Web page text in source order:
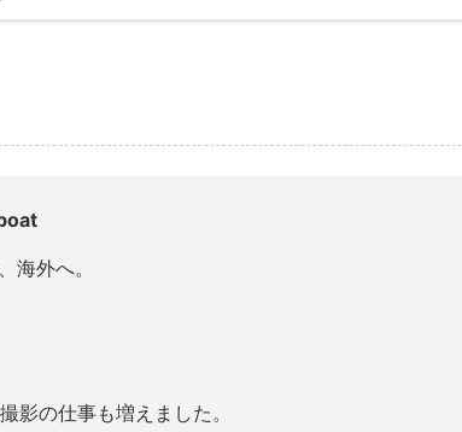
海外へ。
影の仕事も増えました。